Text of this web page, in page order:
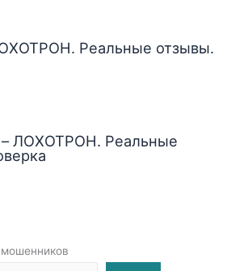
Реальные отзывы.
– ЛОХОТРОН. Реальные